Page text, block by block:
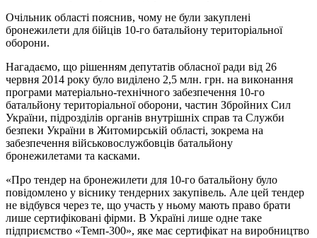
Очільник області пояснив, чому не були закуплені
бронежилети для бійців 10-го батальйону територіальної
оборони.
Нагадаємо, що рішенням депутатів обласної ради від 26
червня 2014 року було виділено 2,5 млн. грн. на виконання
програми матеріально-технічного забезпечення 10-го
батальйону територіальної оборони, частин Збройних Сил
України, підрозділів органів внутрішніх справ та Служби
безпеки України в Житомирській області, зокрема на
забезпечення військовослужбовців батальйону
бронежилетами та касками.
«Про тендер на бронежилети для 10-го батальйону було
повідомлено у віснику тендерних закупівель. Але цей тендер
не відбувся через те, що участь у ньому мають право брати
лише сертифіковані фірми. В Україні лише одне таке
підприємство «Темп-300», яке має сертифікат на виробництво